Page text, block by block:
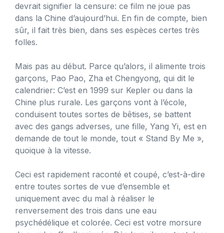
devrait signifier la censure: ce film ne joue pas
dans la Chine d’aujourd’hui. En fin de compte, bien
sûr, il fait très bien, dans ses espèces certes très
folles.
Mais pas au début. Parce qu’alors, il alimente trois
garçons, Pao Pao, Zha et Chengyong, qui dit le
calendrier: C’est en 1999 sur Kepler ou dans la
Chine plus rurale. Les garçons vont à l’école,
conduisent toutes sortes de bêtises, se battent
avec des gangs adverses, une fille, Yang Yi, est en
demande de tout le monde, tout « Stand By Me »,
quoique à la vitesse.
Ceci est rapidement raconté et coupé, c’est-à-dire
entre toutes sortes de vue d’ensemble et
uniquement avec du mal à réaliser le
renversement des trois dans une eau
psychédélique et colorée. Ceci est votre morsure